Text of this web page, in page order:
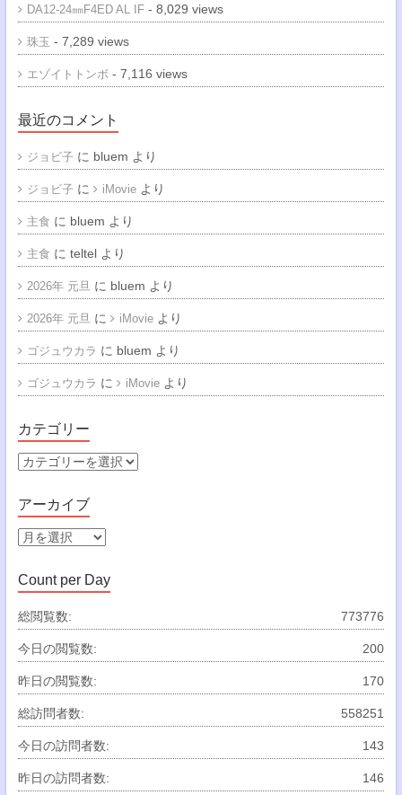
DA12-24㎜F4ED AL IF- 8,029 views
珠玉 - 7,289 views
エゾイトトンボ - 7,116 views
最近のコメント
ジョビ子 に bluem より
ジョビ子 に iMovieより
主食 に bluem より
主食 に teltelより
2026年 元旦 に bluem より
2026年 元旦 に iMovieより
ゴジュウカラ に bluem より
ゴジュウカラ に iMovieより
カテゴリー
カ
ゴ
リ
ー
アーカイブ
ア
カ
イ
ブ
Count per Day
773776
総閲覧数:
200
今日の閲覧数:
170
昨日の閲覧数:
558251
総訪問者数:
143
今日の訪問者数:
146
昨日の訪問者数: